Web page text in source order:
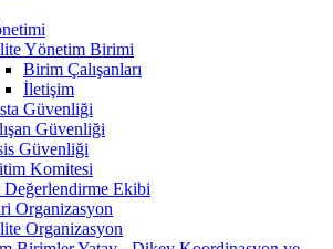
Yönetim Birimi
Birim Çalışanları
İletişim
Güvenliği
Güvenliği
Güvenliği
Komitesi
Değerlendirme Ekibi
Organizasyon
Organizasyon